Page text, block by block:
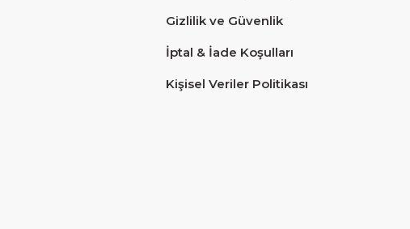
Gizlilik ve Güvenlik
İptal & İade Koşulları
Kişisel Veriler Politikası